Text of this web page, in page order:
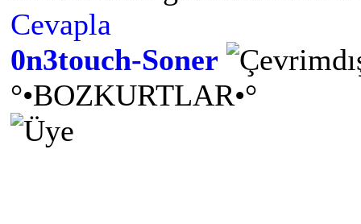
Cevapla
0n3touch-Soner
°•BOZKURTLAR•°